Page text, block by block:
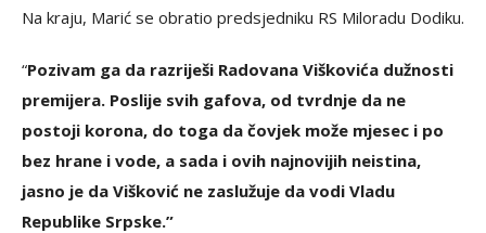
Na kraju, Marić se obratio predsjedniku RS Miloradu Dodiku.
“Pozivam ga da razriješi Radovana Viškovića dužnosti
premijera. Poslije svih gafova, od tvrdnje da ne
postoji korona, do toga da čovjek može mjesec i po
bez hrane i vode, a sada i ovih najnovijih neistina,
jasno je da Višković ne zaslužuje da vodi Vladu
Republike Srpske.”